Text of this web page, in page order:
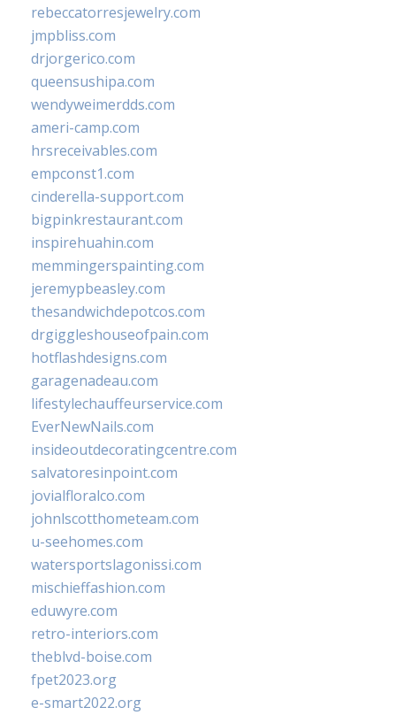
rebeccatorresjewelry.com
jmpbliss.com
drjorgerico.com
queensushipa.com
wendyweimerdds.com
ameri-camp.com
hrsreceivables.com
empconst1.com
cinderella-support.com
bigpinkrestaurant.com
inspirehuahin.com
memmingerspainting.com
jeremypbeasley.com
thesandwichdepotcos.com
drgiggleshouseofpain.com
hotflashdesigns.com
garagenadeau.com
lifestylechauffeurservice.com
EverNewNails.com
insideoutdecoratingcentre.com
salvatoresinpoint.com
jovialfloralco.com
johnlscotthometeam.com
u-seehomes.com
watersportslagonissi.com
mischieffashion.com
eduwyre.com
retro-interiors.com
theblvd-boise.com
fpet2023.org
e-smart2022.org